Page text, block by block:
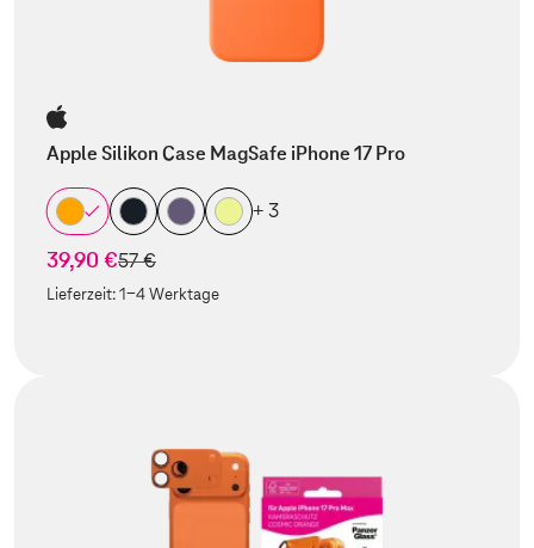
Apple Silikon Case MagSafe iPhone 17 Pro
+ 3
39,90 €statt
57 €
Lieferzeit:1-4 Werktage